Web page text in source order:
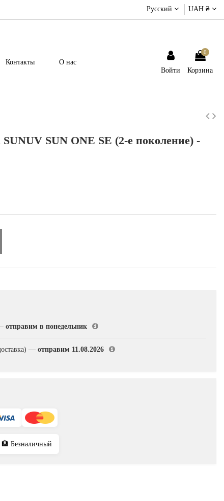
Русский UAH ₴
Контакты
О нас
Войти
0
Корзина
SUN ONE SE (2-е поколение) -
отправим в понедельник
— отправим 11.08.2026
🏦 Безналичный